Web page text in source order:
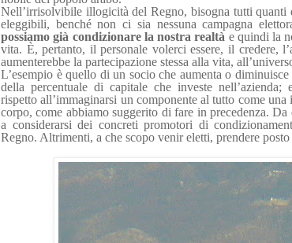
Nell’irrisolvibile illogicità del Regno, bisogna tutti
eleggibili, benché non ci sia nessuna campagna
possiamo già condizionare la nostra realtà e quindi la
vita. È, pertanto, il personale volerci essere, il credere,
aumenterebbe la partecipazione stessa alla vita,
L’esempio è quello di un socio che aumenta o
della percentuale di capitale che investe nell’azienda;
rispetto all’immaginarsi un componente al tutto come
corpo, come abbiamo suggerito di fare in precedenza.
a considerarsi dei concreti promotori di
Regno. Altrimenti, a che scopo venir eletti, prendere